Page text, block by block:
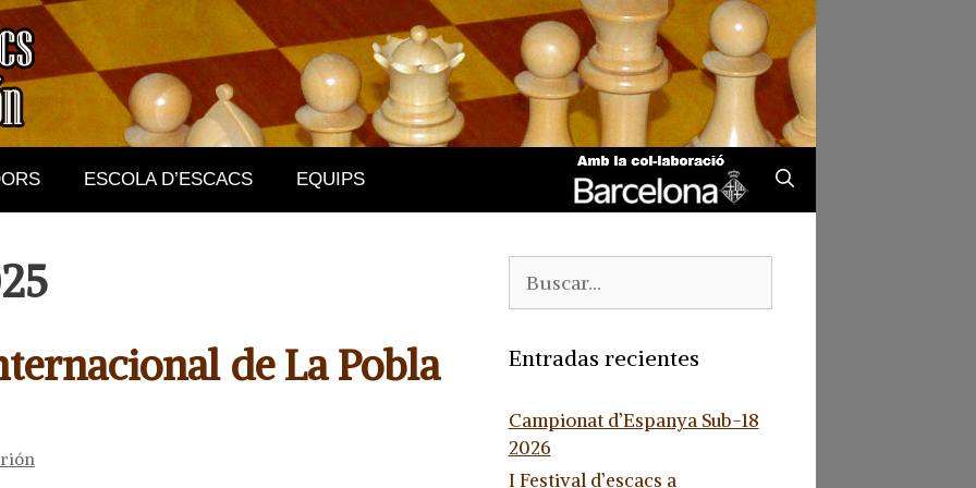
ESCOLA D’ESCACS EQUIPS
de La Pobla
Entradas recientes
Campionat d’Espanya Sub-18
2026
I Festival d’escacs a